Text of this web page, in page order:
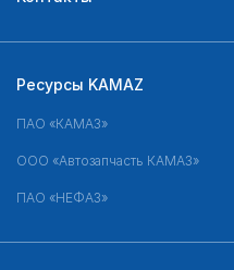
Ресурсы KAMAZ
ПАО «КАМАЗ»
ООО «Автозапчасть КАМАЗ»
ПАО «НЕФАЗ»